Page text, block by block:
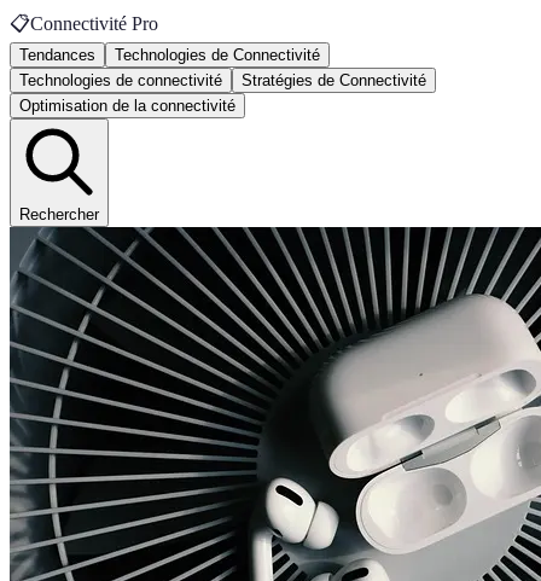
📋Connectivité Pro
Tendances
Technologies de Connectivité
Technologies de connectivité
Stratégies de Connectivité
Optimisation de la connectivité
Rechercher